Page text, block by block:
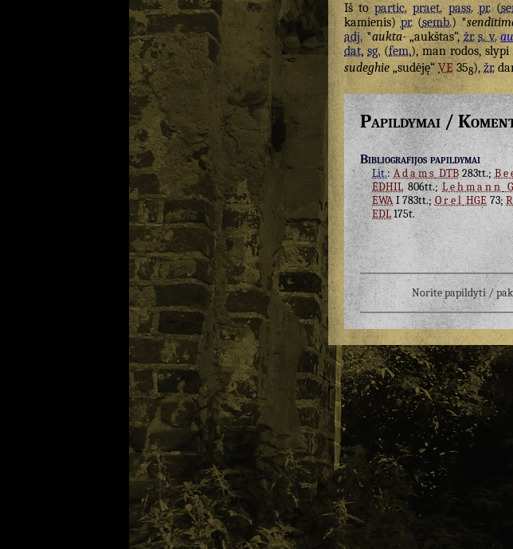
Iš topartic. praet. pass. pr.(
kamienis)pr.(semb.) *
adj.*aukta-„aukštas“,žr. s. v.
dat. sg. (fem.), man rodos,
sudeghie„sudėję“VE358), žr.
Papildymai /
Bibliografijos papildymai
Lit.:AdamsDTB283tt.;
EDHIL806tt.;Lehmann
EWAI 783tt.;Orel HGE 73;
EDL175t.
Norite papildyti /